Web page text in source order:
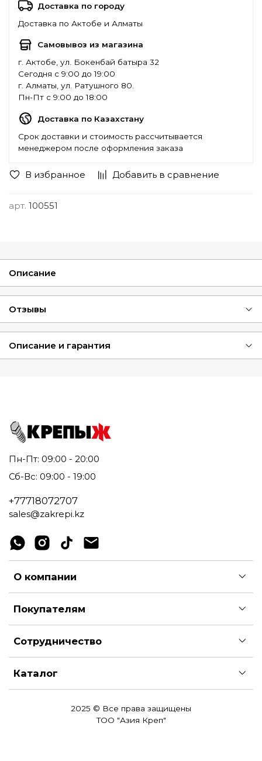
В избранное Добавить в сравнение
арт. 100551
Доставка по городу
Доставка по Актобе и Алматы
Самовывоз из магазина
г. Актобе, ул. Бокенбай батыра 32
Сегодня с 9:00 до 19:00
г. Алматы, ул. Ратушного 80.
Пн-Пт с 9:00 до 18:00
Доставка по Казахстану
Срок доставки и стоимость рассчитывается
менеджером после оформления заказа
Описание
Отзывы
Описание и гарантия
Пн-Пт: 09:00 - 20:00
Сб-Вс: 09:00 - 19:00
+77718072707
sales@zakrepi.kz
О компании
Покупателям
Сотрудничество
Каталог
2025 © Все права защищены
ТОО "Азия Креп"